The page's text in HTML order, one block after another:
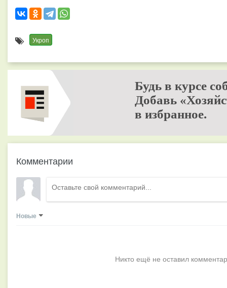
Укроп
Будь в курсе
Добавь
в избранное.
Комментарии
Новые
Никто ещё не оставил